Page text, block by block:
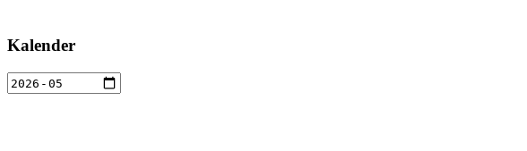
Kalender